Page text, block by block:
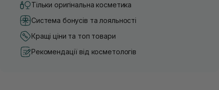
Тільки оригінальна косметика
Система бонусів та лояльності
Кращі ціни та топ товари
Рекомендації від косметологів